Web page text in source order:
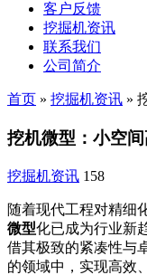
客户反馈
挖掘机资讯
联系我们
公司简介
首页 » 挖掘机资讯 »
挖机微型：小空
挖掘机资讯 158
随着现代工程对精细
微型化已成为行业新
借其极致的紧凑性与
的领域中，实现高效